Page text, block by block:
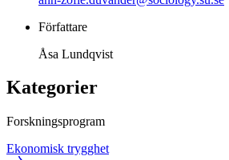
Författare
Åsa Lundqvist
Kategorier
Forskningsprogram
Ekonomisk trygghet